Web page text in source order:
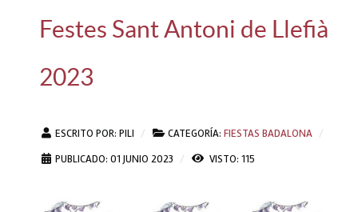
Festes Sant Antoni de Llefià
2023
ESCRITO POR: PILI CATEGORÍA: FIESTAS BADALONA
PUBLICADO: 01 JUNIO 2023
VISTO: 115